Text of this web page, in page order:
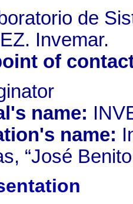
de
Invemar.
of
name:
name:
“José